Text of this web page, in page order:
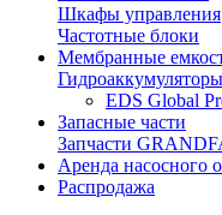
Шкафы управления
Частотные блоки
Мембранные
EDS Global
Запасные части
Запчасти
Аренда насосного
Распродажа